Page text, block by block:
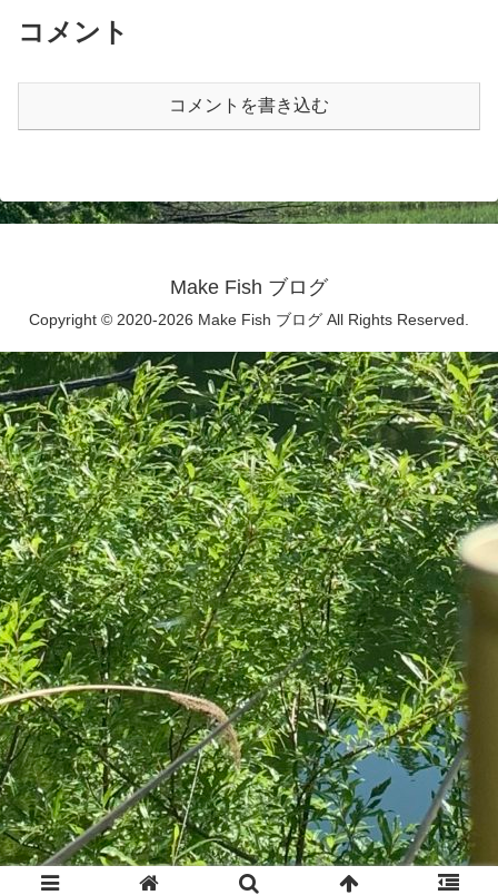
コメント
コメントを書き込む
Make Fish ブログ
Copyright © 2020-2026 Make Fish ブログ All Rights Reserved.